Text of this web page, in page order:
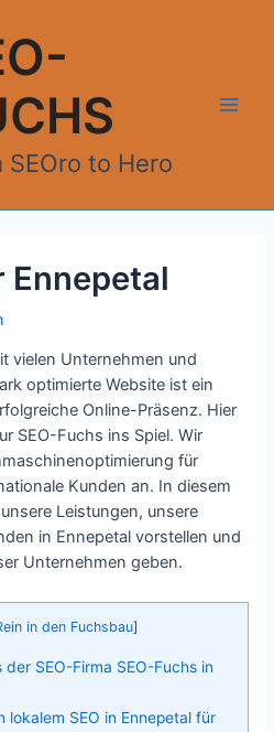
SEOro to Hero
Ennepetal
vielen Unternehmen und
optimierte Website ist ein
Online-Präsenz. Hier
SEO-Fuchs ins Spiel. Wir
für
Kunden an. In diesem
Leistungen, unsere
in Ennepetal vorstellen und
Unternehmen geben.
in den Fuchsbau]
SEO-Firma SEO-Fuchs in
lokalem SEO in Ennepetal für